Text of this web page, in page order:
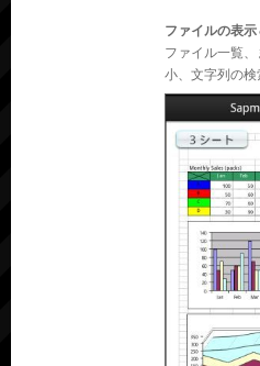
ファイルの表
ファイル一覧
小、文字列の検